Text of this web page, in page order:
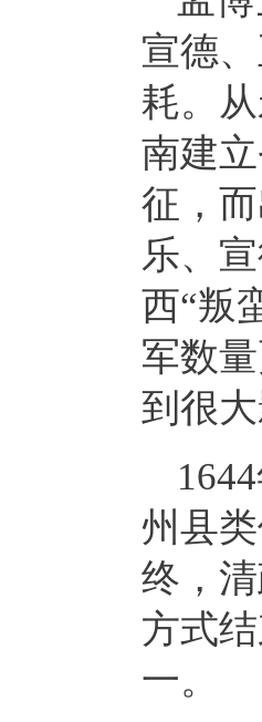
宣德
耗。
南建
征，
乐、
西“叛
军数
到很大
州县
终，
方式
一。